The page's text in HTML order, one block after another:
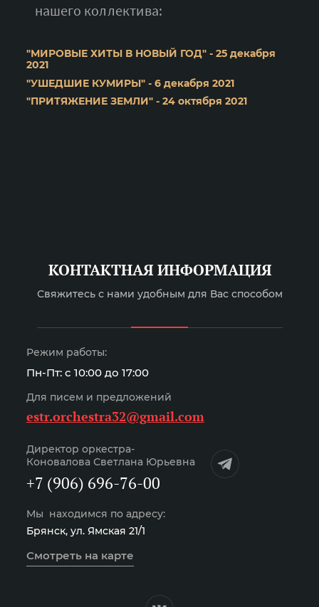
нашего коллектива:
"МИРОВЫЕ ХИТЫ В НОВЫЙ ГОД" - 25 декабря
2021
"УШЕДШИЕ КУМИРЫ" - 6 декабря 2021
"ПРИТЯЖЕНИЕ ЗЕМЛИ" - 24 октября 2021
КОНТАКТНАЯ ИНФОРМАЦИЯ
Свяжитесь с нами удобным для Вас способом
Режим работы:
Пн-Пт: с 10:00 до 17:00
Для писем и предложений
estr.orchestra32@gmail.com
Директор оркестра-
Коновалова Светлана Юрьевна
+7 (906) 696-76-00
Мы находимся по адресу:
Брянск, ул. Ямская 21/1
Смотреть на карте